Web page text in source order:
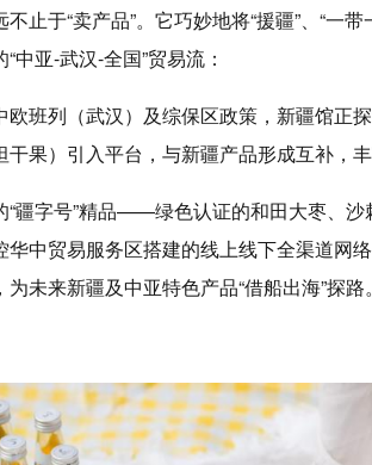
止于“卖产品”。它巧妙地将“援疆”、“一
中亚-武汉-全国”贸易流：
欧班列（武汉）及综保区政策，新疆馆正
果）引入平台，与新疆产品形成互补，丰
“疆字号”精品——绿色认证的和田大枣、
华中贸易服务区搭建的线上线下全渠道网
未来新疆及中亚特色产品“借船出海”探路。